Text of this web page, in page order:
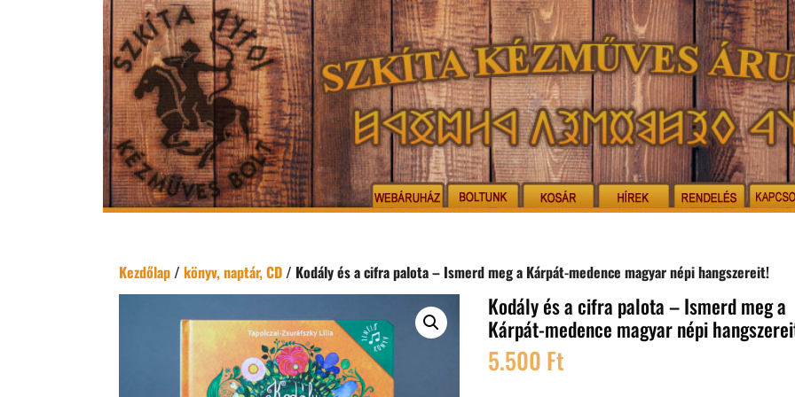
Kezdőlap/könyv, naptár, CD/ Kodály és a cifra palota – Ismerd meg a Kárpát-medence magyar népi hangszereit!
Kodály és a cifra palota – Ismerd meg a
Kárpát-medence magyar népi
5.500 Ft